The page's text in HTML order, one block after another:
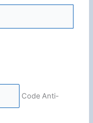
Code Anti-